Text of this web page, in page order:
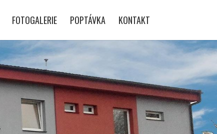
FOTOGALERIE POPTÁVKA KONTAKT